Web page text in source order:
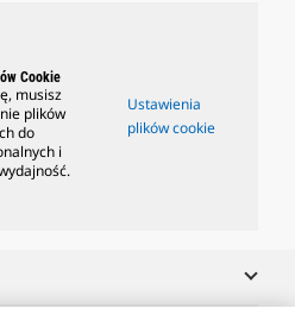
Cookie
musisz
plików
do
i
Ustawienia
plików cookie